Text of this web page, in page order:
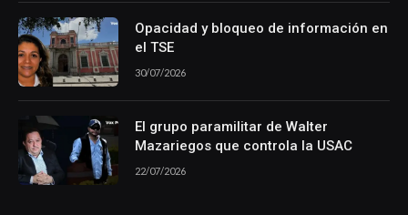
Opacidad y bloqueo de información en
el TSE
30/07/2026
El grupo paramilitar de Walter
Mazariegos que controla la USAC
22/07/2026